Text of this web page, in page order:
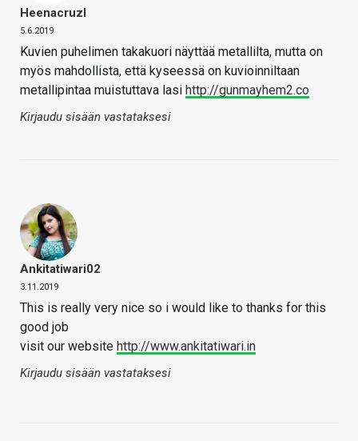
Heenacruzl
5.6.2019
Kuvien puhelimen takakuori näyttää metallilta, mutta on
myös mahdollista, että kyseessä on kuvioinniltaan
metallipintaa muistuttava lasi http://gunmayhem2.co
Kirjaudu sisään vastataksesi
Ankitatiwari02
3.11.2019
This is really very nice so i would like to thanks for this
good job
visit our website http://www.ankitatiwari.in
Kirjaudu sisään vastataksesi